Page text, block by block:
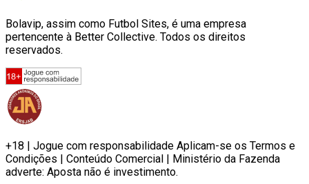
Bolavip, assim como Futbol Sites, é uma empresa
pertencente à Better Collective. Todos os direitos
reservados.
+18 | Jogue com responsabilidade Aplicam-se os Termos e
Condições | Conteúdo Comercial | Ministério da Fazenda
adverte: Aposta não é investimento.